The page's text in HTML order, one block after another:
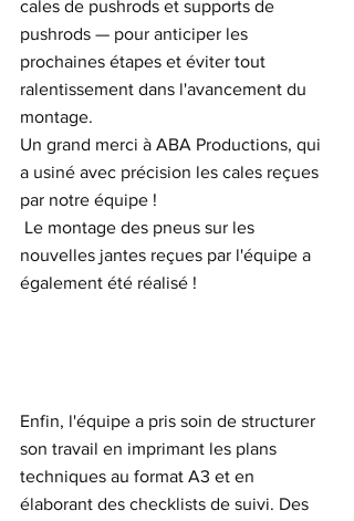
cales de pushrods et supports de
pushrods — pour anticiper les
prochaines étapes et éviter tout
ralentissement dans l'avancement du
montage.
Un grand merci à ABA Productions, qui
a usiné avec précision les cales reçues
par notre équipe !
nouvelles jantes reçues par l'équipe a
également été réalisé !
Enfin, l'équipe a pris soin de structurer
son travail en imprimant les plans
techniques au format A3 et en
élaborant des checklists de suivi. Des